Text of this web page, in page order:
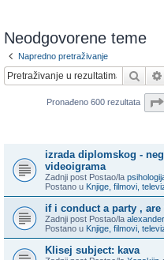
Neodgovorene teme
Napredno pretraživanje
Pronađeno 600 rezultata
izrada diplomskog -
videoigrama
Zadnji post Postao/la
Postano u Knjige, filmovi,
if i conduct a party , are
Zadnji post Postao/la
Postano u Knjige, filmovi,
Klisej subject: kava